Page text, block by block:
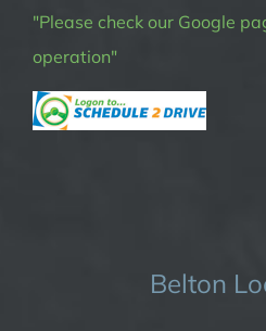
"Please check our Google
operation"
Belton